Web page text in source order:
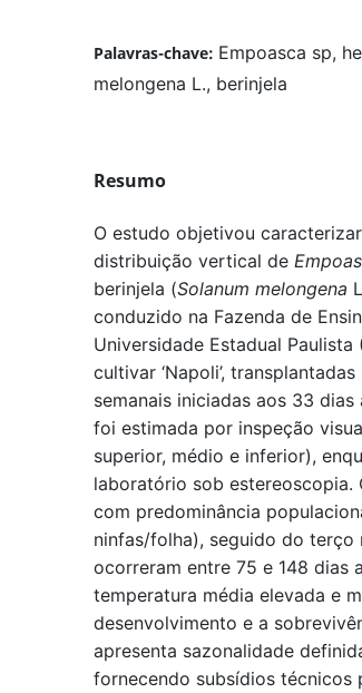
Palavras-chave: Empoasca sp,
melongena L., berinjela
Resumo
O estudo objetivou
distribuição vertical de
berinjela (Solanum melongena
conduzido na Fazenda de
Universidade Estadual
cultivar ‘Napoli’,
semanais iniciadas aos 33
foi estimada por inspeção
superior, médio e inferior),
laboratório sob
com predominância
ninfas/folha), seguido do terço
ocorreram entre 75 e 148 dias
temperatura média elevada e
desenvolvimento e a
apresenta sazonalidade
fornecendo subsídios técnicos